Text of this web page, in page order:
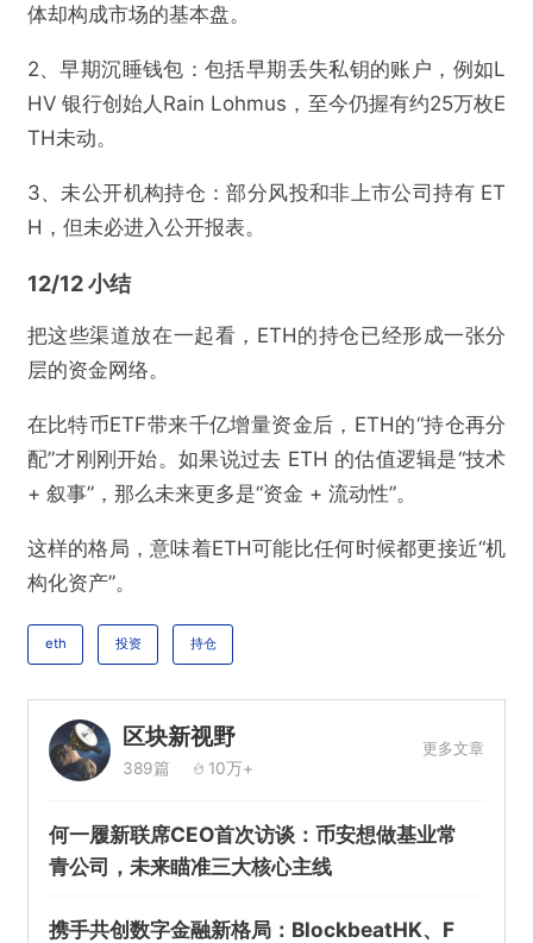
体却构成市场的基本盘。
2、早期沉睡钱包：包括早期丢失私钥的账户，例如L
HV 银行创始人Rain Lohmus，至今仍握有约25万枚E
TH未动。
3、未公开机构持仓：部分风投和非上市公司持有 ET
H，但未必进入公开报表。
12/12 小结
把这些渠道放在一起看，ETH的持仓已经形成一张分
层的资金网络。
在比特币ETF带来千亿增量资金后，ETH的“持仓再分
配”才刚刚开始。如果说过去 ETH 的估值逻辑是“技术
+ 叙事”，那么未来更多是“资金 + 流动性”。
这样的格局，意味着ETH可能比任何时候都更接近“机
构化资产”。
eth 投资 持仓
区块新视野
389篇 10万+
更多文章
何一履新联席CEO首次访谈：币安想做基业常
青公司，未来瞄准三大核心主线
携手共创数字金融新格局：BlockbeatHK、F